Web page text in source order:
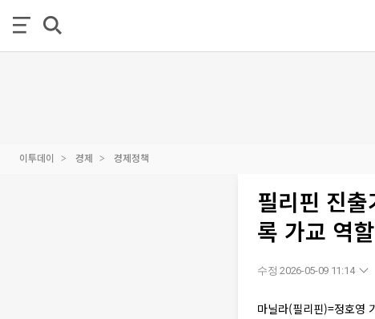
이투데이 경제 경제정책
필리핀 진
록 가교 역
수정 2026-05-09 11:14
마닐라(필리핀)=정호영